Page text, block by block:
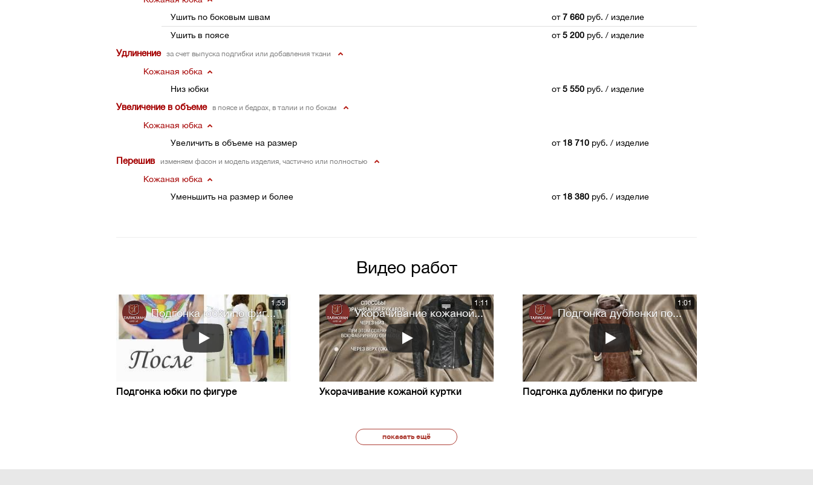
Ушить по боковым швам
от7 660 руб. / изделие
Ушить в поясе
от5 200 руб. / изделие
Удлинение за счет выпуска подгибки или добавления ткани
Кожаная юбка
Низ юбки
от5 550 руб. / изделие
Увеличение в объеме в поясе и бедрах, в талии и по бокам
Кожаная юбка
Увеличить в объеме на размер
от 18 710 руб. / изделие
Перешив изменяем фасон и модель изделия, частично или полностью
Кожаная юбка
Уменьшить на размер и более
от 18 380 руб. / изделие
Видео работ
Подгонка юбки по фиг...
1:55
Подгонка юбки по фигуре
Укорачивание кожаной...
1:11
Укорачивание кожаной куртки
Подгонка дубленки по...
1:01
Подгонка дубленки по фигуре
показать ещё